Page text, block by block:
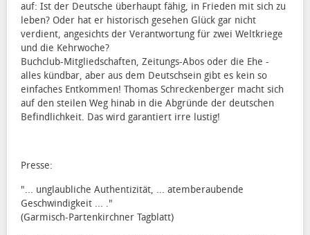
auf: Ist der Deutsche überhaupt fähig, in Frieden mit sich zu
leben? Oder hat er historisch gesehen Glück gar nicht
verdient, angesichts der Verantwortung für zwei Weltkriege
und die Kehrwoche?
Buchclub-Mitgliedschaften, Zeitungs-Abos oder die Ehe -
alles kündbar, aber aus dem Deutschsein gibt es kein so
einfaches Entkommen! Thomas Schreckenberger macht sich
auf den steilen Weg hinab in die Abgründe der deutschen
Befindlichkeit. Das wird garantiert irre lustig!
Presse:
"... unglaubliche Authentizität, ... atemberaubende
Geschwindigkeit ... ."
(Garmisch-Partenkirchner Tagblatt)